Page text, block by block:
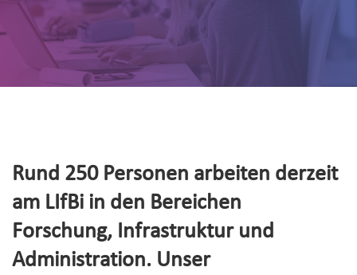
Rund 250 Personen arbeiten derzeit
am LIfBi in den Bereichen
Forschung, Infrastruktur und
Administration. Unser